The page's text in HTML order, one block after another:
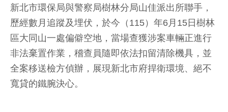
新北市環保局與警察局樹林分局山佳派出所聯手，
歷經數月追蹤及埋伏，於今（115）年6月15日樹林
區大同山一處偏僻空地，當場查獲涉案車輛正進行
非法棄置作業，稽查員隨即依法扣留清除機具，並
全案移送檢方偵辦，展現新北市府捍衛環境、絕不
寬貸的鐵腕決心。